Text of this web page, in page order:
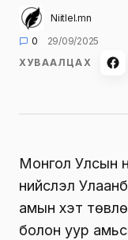
Niitlel.mn
0
29/09/2025
ХУВААЛЦАХ
Монгол Улсын
нийслэл
амын хэт
болон уур